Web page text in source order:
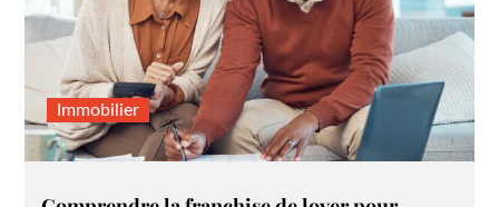
Immobilier